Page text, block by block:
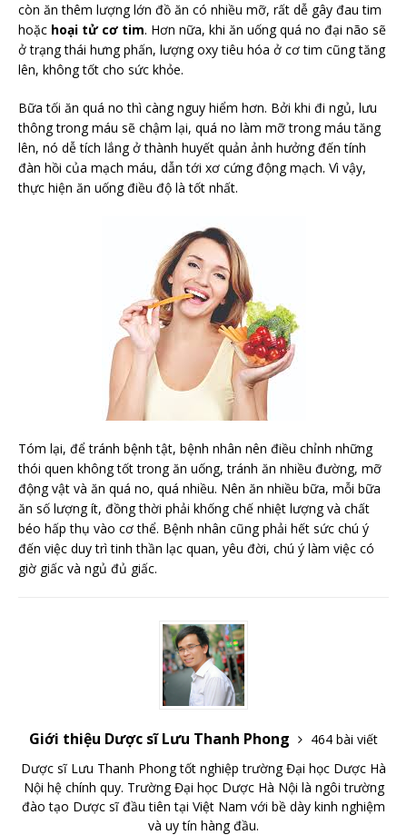
còn ăn thêm lượng lớn đồ ăn có nhiều mỡ, rất dễ gây đau tim
hoặc hoại tử cơ tim. Hơn nữa, khi ăn uống quá no đại não sẽ
ở trạng thái hưng phấn, lượng oxy tiêu hóa ở cơ tim cũng tăng
lên, không tốt cho sức khỏe.
Bữa tối ăn quá no thì càng nguy hiểm hơn. Bởi khi đi ngủ, lưu
thông trong máu sẽ chậm lại, quá no làm mỡ trong máu tăng
lên, nó dễ tích lắng ở thành huyết quản ảnh hưởng đến tính
đàn hồi của mạch máu, dẫn tới xơ cứng động mạch. Vì vậy,
thực hiện ăn uống điều độ là tốt nhất.
Tóm lại, để tránh bệnh tật, bệnh nhân nên điều chỉnh những
thói quen không tốt trong ăn uống, tránh ăn nhiều đường, mỡ
động vật và ăn quá no, quá nhiều. Nên ăn nhiều bữa, mỗi bữa
ăn số lượng ít, đồng thời phải khống chế nhiệt lượng và chất
béo hấp thụ vào cơ thể. Bệnh nhân cũng phải hết sức chú ý
đến việc duy trì tinh thần lạc quan, yêu đời, chú ý làm việc có
giờ giấc và ngủ đủ giấc.
Giới thiệu Dược sĩ Lưu Thanh Phong
464 bài viết
Dược sĩ Lưu Thanh Phong tốt nghiệp trường Đại học Dược Hà
Nội hệ chính quy. Trường Đại học Dược Hà Nội là ngôi trường
đào tạo Dược sĩ đầu tiên tại Việt Nam với bề dày kinh nghiệm
và uy tín hàng đầu.